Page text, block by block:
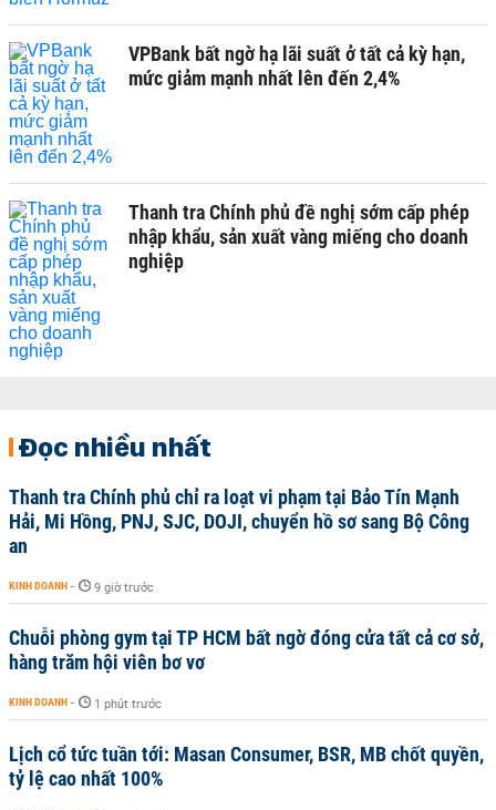
VPBank bất ngờ hạ lãi suất ở tất cả kỳ hạn,
mức giảm mạnh nhất lên đến 2,4%
Thanh tra Chính phủ đề nghị sớm cấp phép
nhập khẩu, sản xuất vàng miếng cho doanh
nghiệp
Đọc nhiều nhất
Thanh tra Chính phủ chỉ ra loạt vi phạm tại Bảo Tín Mạnh
Hải, Mi Hồng, PNJ, SJC, DOJI, chuyển hồ sơ sang Bộ Công
an
KINH DOANH - 9 giờ trước
Chuỗi phòng gym tại TP HCM bất ngờ đóng cửa tất cả cơ sở,
hàng trăm hội viên bơ vơ
KINH DOANH - 1 phút trước
Lịch cổ tức tuần tới: Masan Consumer, BSR, MB chốt quyền,
tỷ lệ cao nhất 100%